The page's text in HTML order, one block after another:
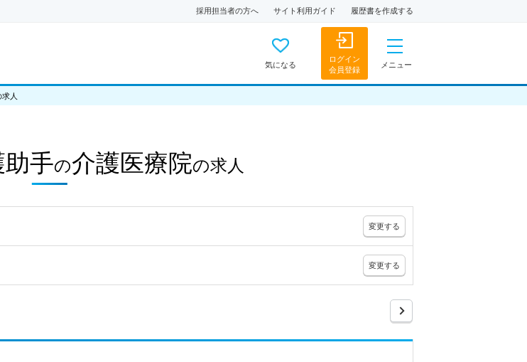
採用担当者の方へ サイト利用ガイド 履歴書を作成する
気になる
ログイン
会員登録
メニュー
人
手の介護医療院の求人
変更する
変更する